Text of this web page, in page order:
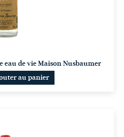
eau de vie Maison Nusbaumer
au panier